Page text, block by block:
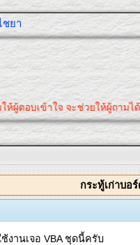
ชยา
ผู้ตอบเข้าใจ จะช่วยให้ผู้ถามไ
กระทู้เก่าบอ
งานเจอ VBA ชุดนี้ครับ